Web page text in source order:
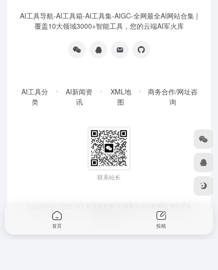
AI工具导航-AI工具箱-AI工具集-AIGC-全网最全AI网站合集 |
覆盖10大领域3000+智能工具，您的云端AI军火库
AI工具分
类
AI新闻资
讯
XML地
图
商务合作/网址咨
询
联系站长
首页 投稿